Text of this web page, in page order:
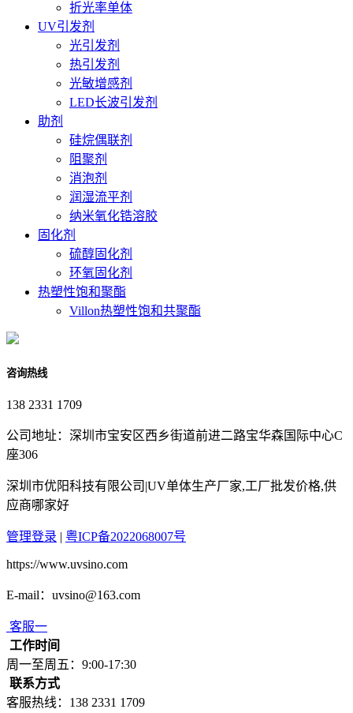
折光率单体
UV引发剂
光引发剂
热引发剂
光敏增感剂
LED长波引发剂
助剂
硅烷偶联剂
阻聚剂
消泡剂
润湿流平剂
纳米氧化锆溶胶
固化剂
硫醇固化剂
环氧固化剂
热塑性饱和聚酯
Villon热塑性饱和共聚酯
咨询热线
138 2331 1709
公司地址：深圳市宝安区西乡街道前进二路宝华森国际中心C
座306
深圳市优阳科技有限公司|UV单体生产厂家,工厂批发价格,供
应商哪家好
管理登录 | 粤ICP备2022068007号
https://www.uvsino.com
E-mail：uvsino@163.com
客服一
工作时间
周一至周五：9:00-17:30
联系方式
客服热线：138 2331 1709